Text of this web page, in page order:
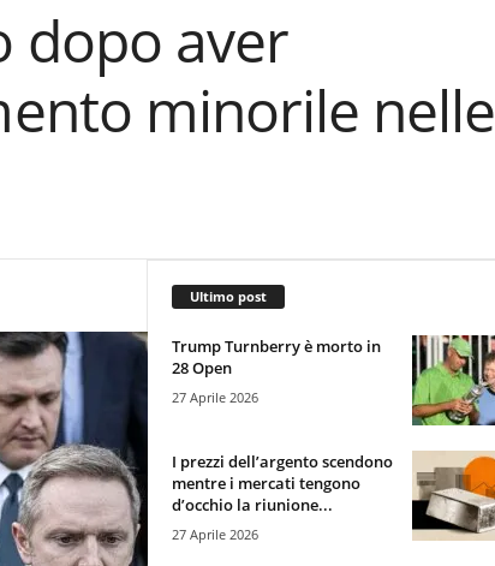
dopo aver
minorile nelle
Ultimo post
Trump Turnberry è morto in
28 Open
27 Aprile 2026
I prezzi dell’argento scendono
mentre i mercati tengono
d’occhio la riunione...
27 Aprile 2026